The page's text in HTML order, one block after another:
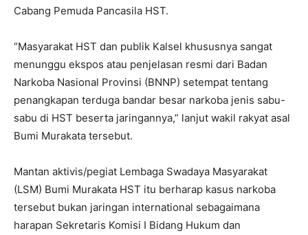
Cabang Pemuda Pancasila HST.
“Masyarakat HST dan publik Kalsel khususnya sangat
menunggu ekspos atau penjelasan resmi dari Badan
Narkoba Nasional Provinsi (BNNP) setempat tentang
penangkapan terduga bandar besar narkoba jenis sabu-
sabu di HST beserta jaringannya,” lanjut wakil rakyat asal
Bumi Murakata tersebut.
Mantan aktivis/pegiat Lembaga Swadaya Masyarakat
(LSM) Bumi Murakata HST itu berharap kasus narkoba
tersebut bukan jaringan international sebagaimana
harapan Sekretaris Komisi I Bidang Hukum dan